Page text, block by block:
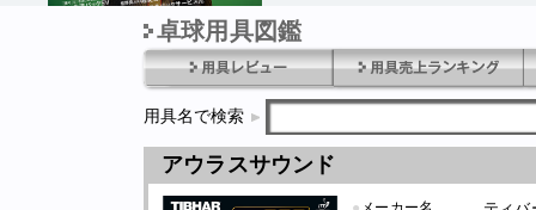
1970年1月01日 発売卓球用具図鑑
用具名で検索
アウラスサウンド